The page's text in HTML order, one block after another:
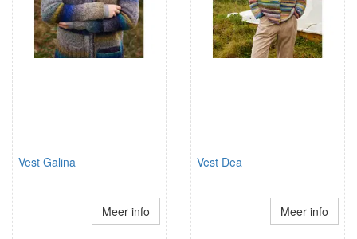
Vest Galina
Meer info
Vest Dea
Meer info